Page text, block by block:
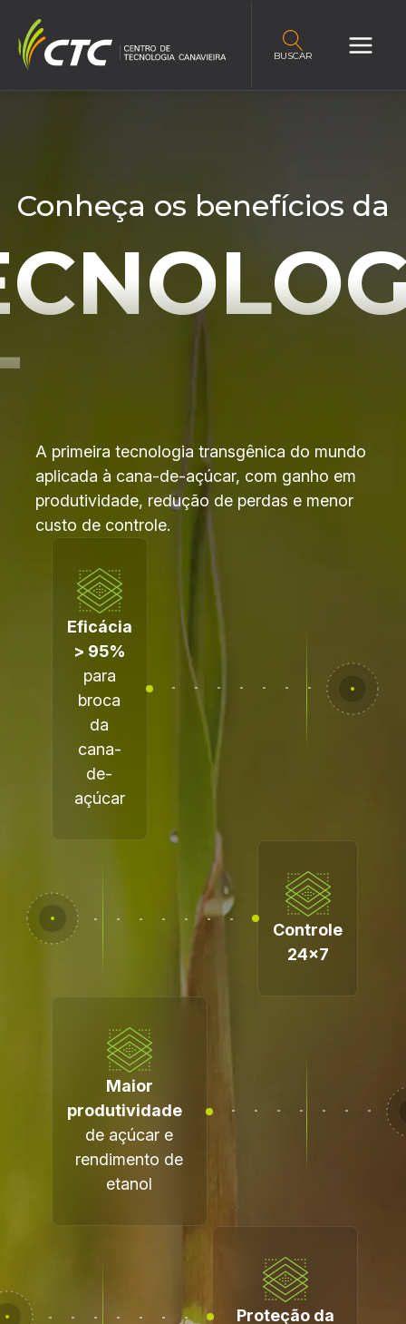
BUSCAR
Conheça os benefícios da
A primeira tecnologia transgênica do mundo
aplicada à cana-de-açúcar, com ganho em
produtividade, redução de perdas e menor
custo de controle.
Eficácia
> 95%
para
broca
da
cana-
de-
açúcar
Controle
24x7
Maior
produtividade
de açúcar e
rendimento de
etanol
Proteção da